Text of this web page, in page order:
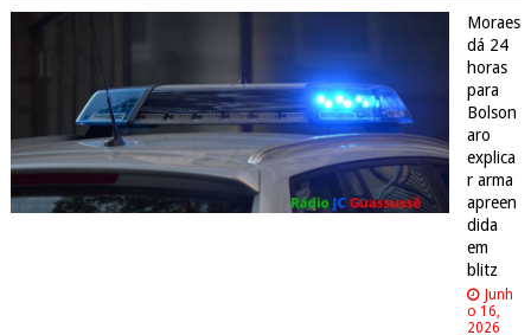
Moraes
dá 24
horas
para
Bolson
aro
explica
r arma
apreen
dida
em
blitz
Junh
o 16,
2026